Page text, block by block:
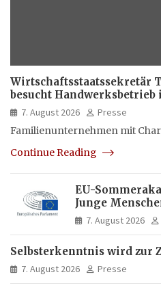
Wirtschaftsstaatssekretär
besucht
Freiburg
7. August 2026
Presse
Familienunternehmen mit
Continue Reading
EU-
Junge
Europas Zukunft
7. August 2026
Selbsterkenntnis wird zur
7. August 2026 Presse